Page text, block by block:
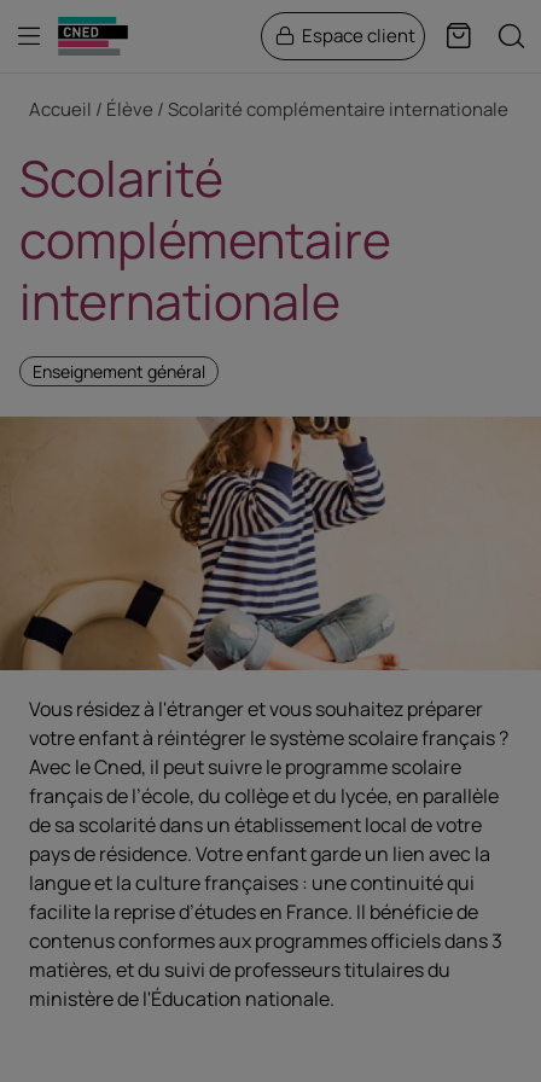
Menu Espace client Panier
Accueil Élève Scolarité complémentaire internationale
Scolarité
complémentaire
internationale
Enseignement général
Vous résidez à l'étranger et vous souhaitez préparer
votre enfant à réintégrer le système scolaire français ?
Avec le Cned, il peut suivre le programme scolaire
français de l’école, du collège et du lycée, en parallèle
de sa scolarité dans un établissement local de votre
pays de résidence. Votre enfant garde un lien avec la
langue et la culture françaises : une continuité qui
facilite la reprise d’études en France. Il bénéficie de
contenus conformes aux programmes officiels dans 3
matières, et du suivi de professeurs titulaires du
ministère de l'Éducation nationale.